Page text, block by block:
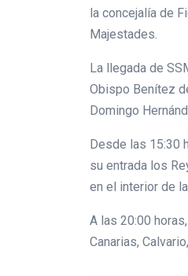
la concejalía de
Majestades.
La llegada de
Obispo Benítez
Domingo
Desde las 15:30
su entrada los
en el interior de
A las 20:00
Canarias,